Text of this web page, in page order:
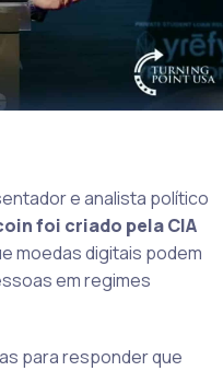
e analista político
foi criado pela CIA
moedas digitais podem
em regimes
para responder que